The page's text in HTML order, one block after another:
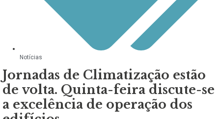
Notícias
Jornadas de Climatização estão
de volta. Quinta-feira discute-se
a excelência de operação dos